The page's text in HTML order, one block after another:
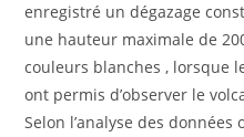
enregistré un dégazage
une hauteur maximale de
couleurs blanches , lorsque
ont permis d’observer le
Selon l’analyse des